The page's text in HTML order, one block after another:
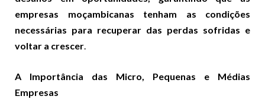
empresas moçambicanas tenham as condições
necessárias para recuperar das perdas sofridas e
voltar a crescer.
A Importância das Micro, Pequenas e Médias
Empresas